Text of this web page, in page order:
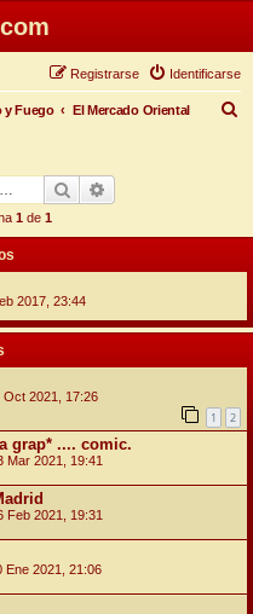
Identificarse
Registrarse
y Fuego El Mercado Oriental
Buscar
1de 1
2017, 23:44
Oct 2021, 17:26
1 2
grap* .... comic.
Mar 2021, 19:41
Feb 2021, 19:31
Ene 2021, 21:06